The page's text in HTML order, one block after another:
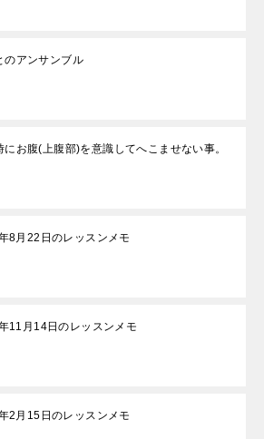
のアンサンブル
にお腹(上腹部)を意識してへこませない事。
8月22日のレッスンメモ
11月14日のレッスンメモ
2月15日のレッスンメモ